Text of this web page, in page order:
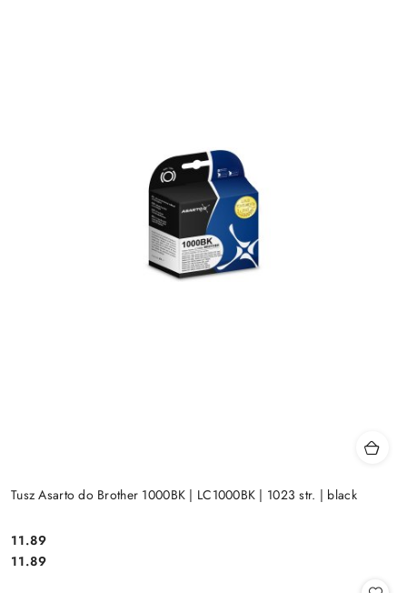
Tusz Asarto do Brother 1000BK | LC1000BK | 1023 str. | black
Cena:
11.89
Cena:
11.89